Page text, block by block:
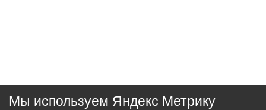
Мы используем Яндекс Метрику